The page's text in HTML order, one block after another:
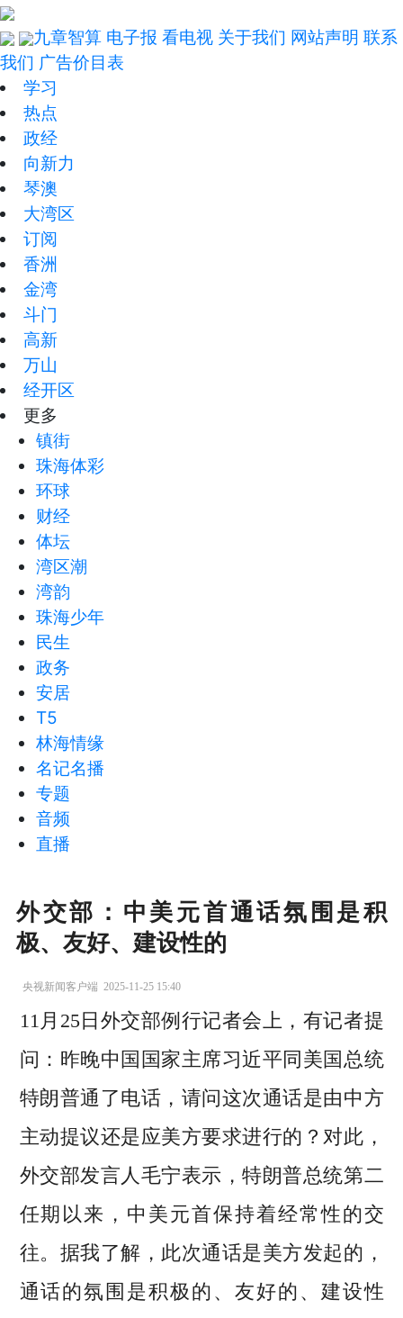
九章智算 电子报 看电视 关于我们 网站声明 联系
我们 广告价目表
学习
热点
政经
向新力
琴澳
大湾区
订阅
香洲
金湾
斗门
高新
万山
经开区
更多
镇街
珠海体彩
环球
财经
体坛
湾区潮
湾韵
珠海少年
民生
政务
安居
T5
林海情缘
名记名播
专题
音频
直播
外交部：中美元首通话氛围是积
极、友好、建设性的
央视新闻客户端 2025-11-25 15:40
11月25日外交部例行记者会上，有记者提
问：昨晚中国国家主席习近平同美国总统
特朗普通了电话，请问这次通话是由中方
主动提议还是应美方要求进行的？对此，
外交部发言人毛宁表示，特朗普总统第二
任期以来，中美元首保持着经常性的交
往。据我了解，此次通话是美方发起的，
通话的氛围是积极的、友好的、建设性